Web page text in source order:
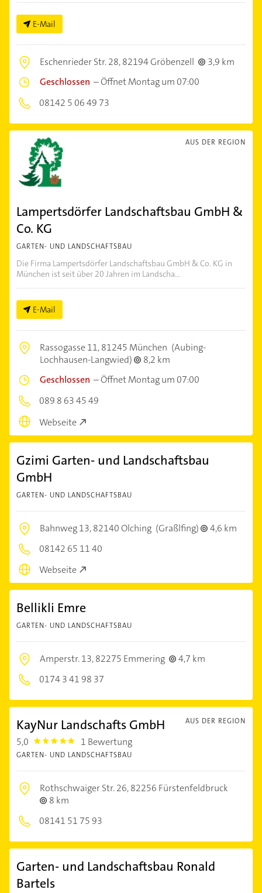
E-Mail
Eschenrieder Str. 28,82194 Gröbenzell
3,9 km
Geschlossen –Öffnet Montag um 07:00
08142 5 06 49 73
AUS DER REGION
Lampertsdörfer Landschaftsbau GmbH &
Co. KG
GARTEN- UND LANDSCHAFTSBAU
Die Firma Lampertsdörfer Landschaftsbau GmbH & Co. KG in
München ist seit über 20 Jahren im Landscha...
E-Mail
Rassogasse 11,81245 München (Aubing-
Lochhausen-Langwied)
8,2 km
Geschlossen –Öffnet Montag um 07:00
089 8 63 45 49
Webseite
Gzimi Garten- und Landschaftsbau
GmbH
GARTEN- UND LANDSCHAFTSBAU
Bahnweg 13,82140 Olching (Graßlfing)
4,6 km
08142 65 11 40
Webseite
Bellikli Emre
GARTEN- UND LANDSCHAFTSBAU
Amperstr. 13,82275 Emmering
4,7 km
0174 3 41 98 37
AUS DER REGION
KayNur Landschafts GmbH
5,0 5.0 1 Bewertung
GARTEN- UND LANDSCHAFTSBAU
Rothschwaiger Str. 26,82256 Fürstenfeldbruck
8 km
08141 51 75 93
Garten- und Landschaftsbau Ronald
Bartels